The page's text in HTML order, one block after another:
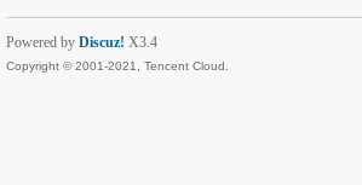
Powered by Discuz! X3.4
Copyright © 2001-2021, Tencent Cloud.